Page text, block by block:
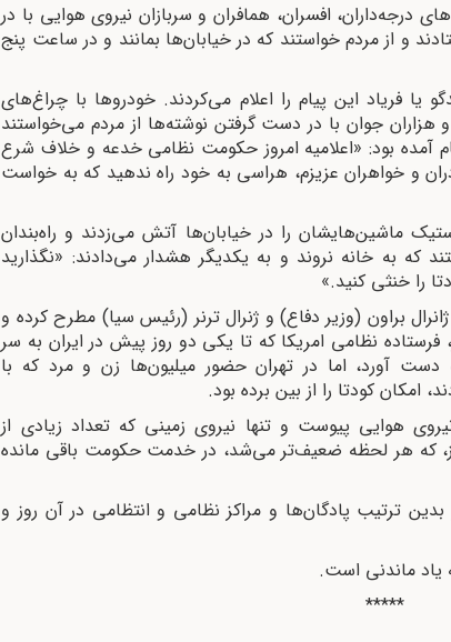
درجه‌داران، افسران، همافران و سربازان نیروی هوایی با در
و از مردم خواستند که در خیابان‌ها بمانند و در ساعت پنج
یا فریاد این پیام را اعلام می‌کردند. خودروها با چراغ‌های
جوان با در دست گرفتن نوشته‌ها از مردم می‌خواستند
آمده بود: «اعلامیه امروز حکومت نظامی خدعه و خلاف شرع
و خواهران عزیزم، هراسی به خود راه ندهید که به خواست
ماشین‌هایشان را در خیابان‌ها آتش می‌زدند و راه‌بندان
که به خانه نروند و به یکدیگر هشدار می‌دادند: «نگذارید
را خنثی کنید.»
براون (وزیر دفاع) و ژنرال ترنر (رئیس سیا) مطرح کرده و
فرستاده نظامی امریکا که تا یکی دو روز پیش در ایران به سر
دست آورد، اما در تهران حضور میلیون‌ها زن و مرد که با
امکان کودتا را از بین برده بود.
هوایی پیوست و تنها نیروی زمینی که تعداد زیادی از
که هر لحظه ضعیف‌تر می‌شد، در خدمت حکومت باقی مانده
و بدین ترتیب پادگان‌ها و مراکز نظامی و انتظامی در آن روز و
یاد ماندنی است.
*****